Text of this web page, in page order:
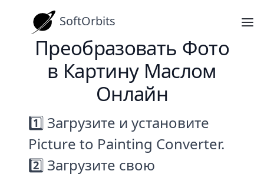
SoftOrbits
Преобразовать Фото
в Картину Маслом
Онлайн
1️⃣ Загрузите и установите
Picture to Painting Converter.
2️⃣ Загрузите свою